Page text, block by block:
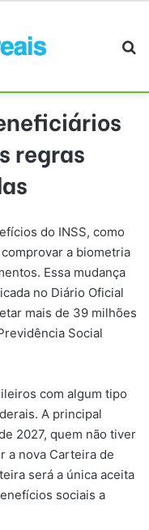
regras
do INSS, como
a biometria
Essa mudança
no Diário Oficial
mais de 39 milhões
Social
com algum tipo
A principal
2027, quem não tiver
a nova Carteira de
será a única aceita
sociais a